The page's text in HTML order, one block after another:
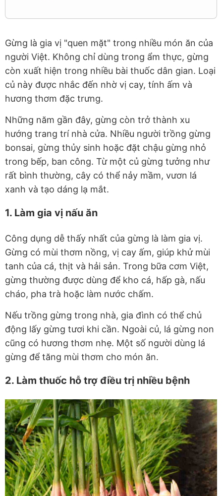
Gừng là gia vị "quen mặt" trong nhiều món ăn của
người Việt. Không chỉ dùng trong ẩm thực, gừng
còn xuất hiện trong nhiều bài thuốc dân gian. Loại
củ này được nhắc đến nhờ vị cay, tính ấm và
hương thơm đặc trưng.
Những năm gần đây, gừng còn trở thành xu
hướng trang trí nhà cửa. Nhiều người trồng gừng
bonsai, gừng thủy sinh hoặc đặt chậu gừng nhỏ
trong bếp, ban công. Từ một củ gừng tưởng như
rất bình thường, cây có thể nảy mầm, vươn lá
xanh và tạo dáng lạ mắt.
1. Làm gia vị nấu ăn
Công dụng dễ thấy nhất của gừng là làm gia vị.
Gừng có mùi thơm nồng, vị cay ấm, giúp khử mùi
tanh của cá, thịt và hải sản. Trong bữa cơm Việt,
gừng thường được dùng để kho cá, hấp gà, nấu
cháo, pha trà hoặc làm nước chấm.
Nếu trồng gừng trong nhà, gia đình có thể chủ
động lấy gừng tươi khi cần. Ngoài củ, lá gừng non
cũng có hương thơm nhẹ. Một số người dùng lá
gừng để tăng mùi thơm cho món ăn.
2. Làm thuốc hỗ trợ điều trị nhiều bệnh